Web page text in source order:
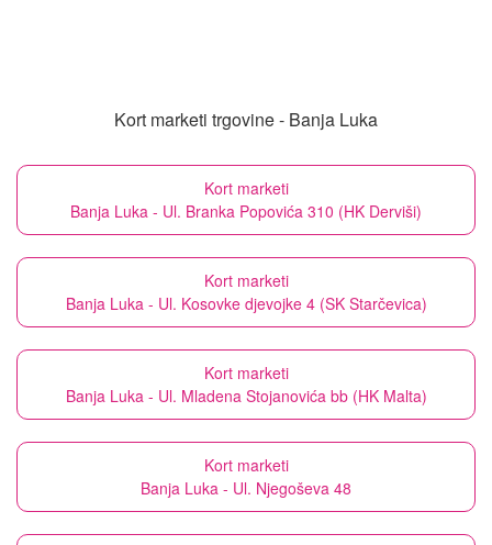
Kort marketi trgovine - Banja Luka
Kort marketi
Banja Luka - Ul. Branka Popovića 310 (HK Derviši)
Kort marketi
Banja Luka - Ul. Kosovke djevojke 4 (SK Starčevica)
Kort marketi
Banja Luka - Ul. Mladena Stojanovića bb (HK Malta)
Kort marketi
Banja Luka - Ul. Njegoševa 48